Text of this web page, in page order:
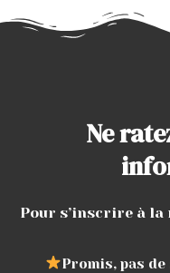
Ne
Pour s’inscrire à la
Promis, pas